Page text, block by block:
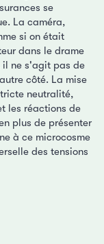
se
La caméra,
si on était
dans le drame
il ne s'agit pas de
côté. La mise
neutralité,
les réactions de
plus de présenter
à ce microcosme
des tensions